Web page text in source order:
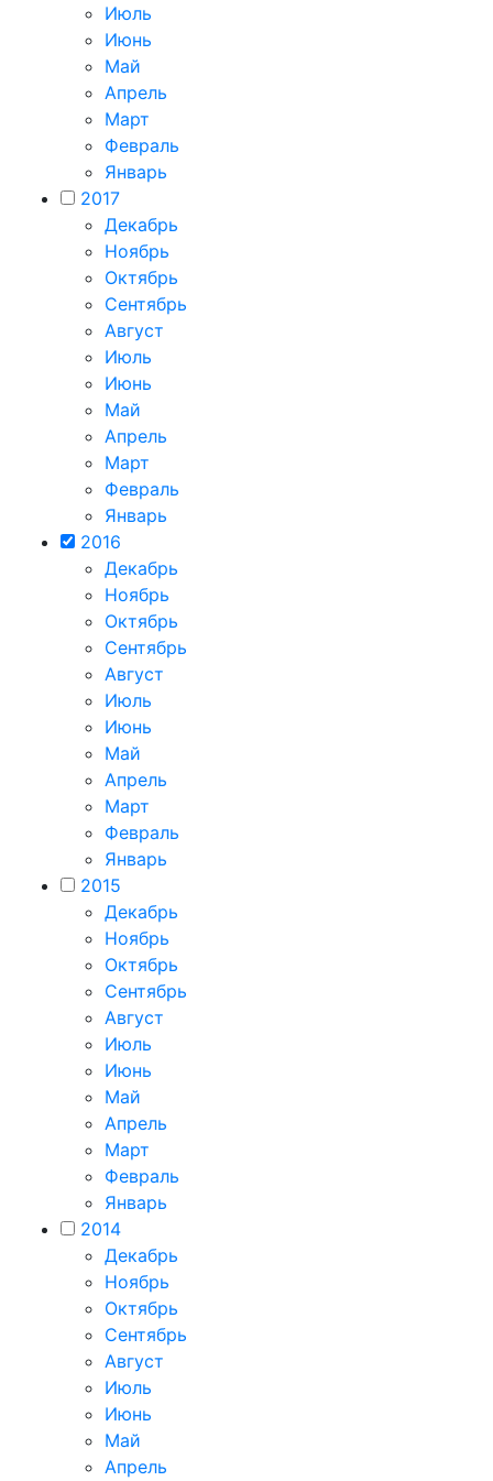
Июль
Июнь
Май
Апрель
Март
Февраль
Январь
2017
Декабрь
Ноябрь
Октябрь
Сентябрь
Август
Июль
Июнь
Май
Апрель
Март
Февраль
Январь
2016
Декабрь
Ноябрь
Октябрь
Сентябрь
Август
Июль
Июнь
Май
Апрель
Март
Февраль
Январь
2015
Декабрь
Ноябрь
Октябрь
Сентябрь
Август
Июль
Июнь
Май
Апрель
Март
Февраль
Январь
2014
Декабрь
Ноябрь
Октябрь
Сентябрь
Август
Июль
Июнь
Май
Апрель